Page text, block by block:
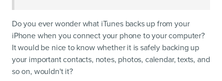
Do you ever wonder what iTunes backs up from your
iPhone when you connect your phone to your computer?
It would be nice to know whether it is safely backing up
your important contacts, notes, photos, calendar, texts, and
so on, wouldn't it?